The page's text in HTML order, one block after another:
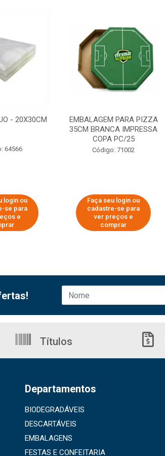
- 20X30CM
64566
login ou
se para
e
EMBALAGEM PARA PIZZA
35CM BRANCA IMPRESSA
COPA PC/25
Código: 71002
Faça seu login ou
cadastre-se para
ver preços e
comprar
Títulos
Departamentos
BIODEGRADÁVEIS
DESCARTÁVEIS
EMBALAGENS
FESTAS E CONFEITARIA